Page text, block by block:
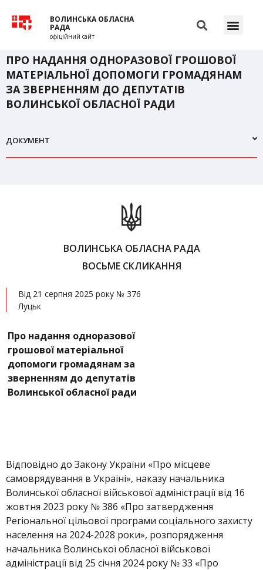
ВОЛИНСЬКА ОБЛАСНА
РАДА
офіційний сайт
ПРО НАДАННЯ ОДНОРАЗОВОЇ ГРОШОВОЇ
МАТЕРІАЛЬНОЇ ДОПОМОГИ ГРОМАДЯНАМ
ЗА ЗВЕРНЕННЯМ ДО ДЕПУТАТІВ
ВОЛИНСЬКОЇ ОБЛАСНОЇ РАДИ
ДОКУМЕНТ
ВОЛИНСЬКА ОБЛАСНА РАДА
ВОСЬМЕ СКЛИКАННЯ
Від 21 серпня 2025 року № 376
Луцьк
Про надання одноразової
грошової матеріальної
допомоги громадянам за
зверненням до депутатів
Волинської обласної ради
Відповідно до Закону України «Про місцеве
самоврядування в Україні», наказу начальника
Волинської обласної військової адміністрації від 16
жовтня 2023 року № 386 «Про затвердження
Регіональної цільової програми соціального захисту
населення на 2024-2028 роки», розпорядження
начальника Волинської обласної військової
адміністрації від 25 січня 2024 року № 33 «Про